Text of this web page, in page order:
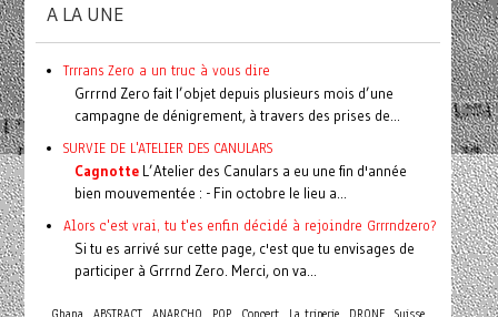
A LA UNE
Trrrans Zero a un truc à vous dire
Grrrnd Zero fait l’objet depuis plusieurs mois d’une
campagne de dénigrement, à travers des prises de...
SURVIE DE L'ATELIER DES CANULARS
CagnotteL’Atelier des Canulars a eu une fin d'année
bien mouvementée : - Fin octobre le lieu a...
Alors c'est vrai, tu t'es enfin décidé à rejoindre Grrrndzero?
Si tu es arrivé sur cette page, c'est que tu envisages de
participer à Grrrnd Zero. Merci, on va...